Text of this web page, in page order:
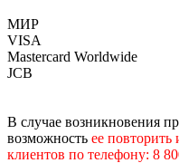
МИР
VISA
Mastercard Worldwide
JCB
В случае возникновения
возможность ее повторить
клиентов по телефону: 8